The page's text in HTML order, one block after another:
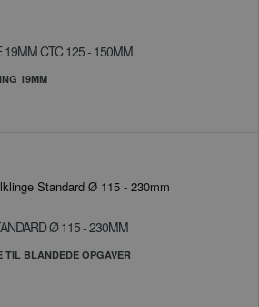
CTC 125 - 150MM
19MM
Ø 115 - 230MM
TIL BLANDEDE OPGAVER